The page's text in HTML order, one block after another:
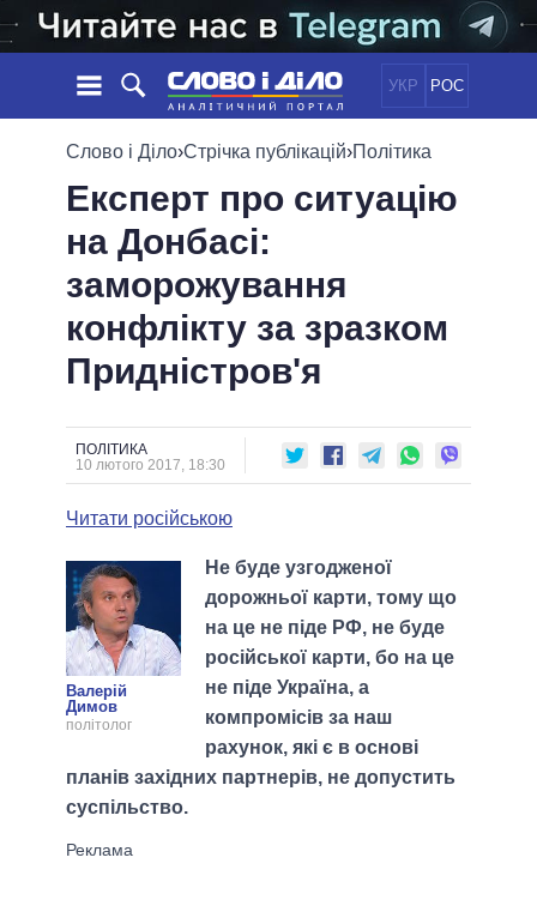
УКР РОС
НОВИНИ
СТРІЧКА
ПОДІЇ
СТАТТІ
ДУМКИ
ОГЛЯДИ
ДАЙДЖЕСТИ
ПОЛІТИКА
СУСПІЛЬСТВО
ОБIЦЯНКИ
ПОЛIТИКИ
УСІ ПОЛІТИКИ
ПРЕЗИДЕНТ І ОФІС
ВЕРХОВНА РАДА
ГОЛОВИ ОБЛАДМІНІСТРАЦІЙ
МЕРИ МІСТ
ВСІ ПЕРСОНИ
ІНФОГРАФІКА
ВІДЕО
ПОРІВНЯННЯ ПОЛІТИКІВ
Слово і Діло›Стрічка публікацій›Політика
Експерт про ситуацію
на Донбасі:
заморожування
конфлікту за зразком
Придністров'я
ПОЛІТИКА
10 лютого 2017, 18:30
Читати російською
Валерій
Димов
політолог
Не буде узгодженої
дорожньої карти, тому що
на це не піде РФ, не буде
російської карти, бо на це
не піде Україна, а
компромісів за наш
рахунок, які є в основі
планів західних партнерів, не допустить
суспільство.